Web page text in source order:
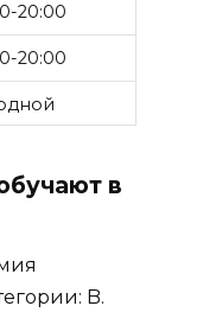
20:00
20:00
в
B.